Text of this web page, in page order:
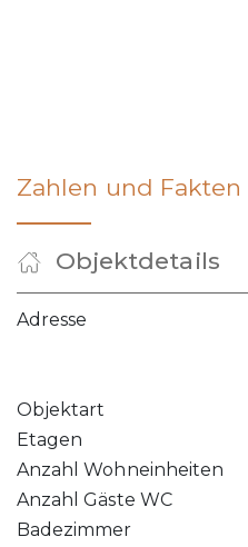
Zahlen und Fakten
Objektdetails
Adresse
Objektart
Etagen
Anzahl Wohneinheiten
Anzahl Gäste WC
Badezimmer